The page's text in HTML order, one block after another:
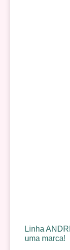
Linha
uma marca!